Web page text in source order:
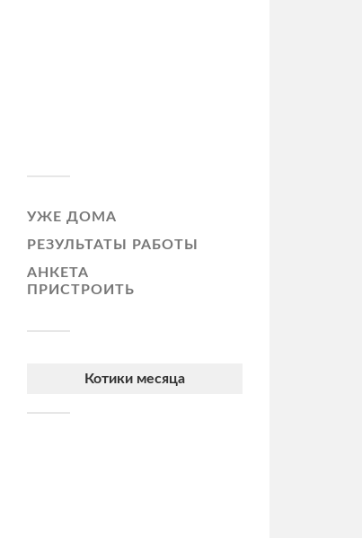
УЖЕ ДОМА
РЕЗУЛЬТАТЫ РАБОТЫ
АНКЕТА
ПРИСТРОИТЬ
Котики месяца